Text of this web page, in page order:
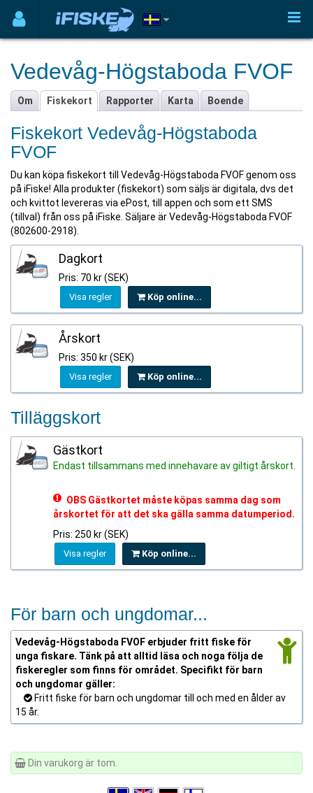
Vedevåg-Högstaboda FVOF
Om Fiskekort Rapporter Karta Boende
Fiskekort Vedevåg-Högstaboda
FVOF
Du kan köpa fiskekort till Vedevåg-Högstaboda FVOF genom oss
på iFiske! Alla produkter (fiskekort) som säljs är digitala, dvs det
och kvittot levereras via ePost, till appen och som ett SMS
(tillval) från oss på iFiske. Säljare är Vedevåg-Högstaboda FVOF
(802600-2918).
Dagkort
Pris: 70 kr (SEK)
Visa regler Köp online...
Årskort
Pris: 350 kr (SEK)
Visa regler Köp online...
Tilläggskort
Gästkort
Endast tillsammans med innehavare av giltigt årskort.
OBS Gästkortet måste köpas samma dag som
årskortet för att det ska gälla samma datumperiod.
Pris: 250 kr (SEK)
Visa regler Köp online...
För barn och ungdomar...
Vedevåg-Högstaboda FVOF erbjuder fritt fiske för
unga fiskare. Tänk på att alltid läsa och noga följa de
fiskeregler som finns för området. Specifikt för barn
och ungdomar gäller:
Fritt fiske för barn och ungdomar till och med en ålder av
15 år.
Din varukorg är tom.